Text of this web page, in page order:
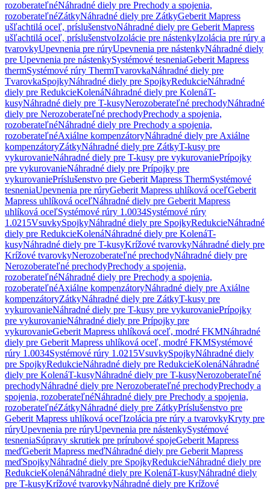
rozoberateľnéNáhradné diely pre Prechody a spojenia,
rozoberateľnéZátkyNáhradné diely pre ZátkyGeberit Mapress
ušľachtilá oceľ, príslušenstvoNáhradné diely pre Geberit Mapress
ušľachtilá oceľ, príslušenstvoIzolácie pre nástenkyIzolácia pre rúry a
tvarovkyUpevnenia pre rúryUpevnenia pre nástenkyNáhradné diely
pre Upevnenia pre nástenkySystémové tesneniaGeberit Mapress
thermSystémové rúry ThermTvarovkaNáhradné diely pre
TvarovkaSpojkyNáhradné diely pre SpojkyRedukcieNáhradné
diely pre RedukcieKolenáNáhradné diely pre KolenáT-
kusyNáhradné diely pre T-kusyNerozoberateľné prechodyNáhradné
diely pre Nerozoberateľné prechodyPrechody a spojenia,
rozoberateľnéNáhradné diely pre Prechody a spojenia,
rozoberateľnéAxiálne kompenzátoryNáhradné diely pre Axiálne
kompenzátoryZátkyNáhradné diely pre ZátkyT-kusy pre
vykurovanieNáhradné diely pre T-kusy pre vykurovaniePrípojky
pre vykurovanieNáhradné diely pre Prípojky pre
vykurovaniePríslušenstvo pre Geberit Mapress ThermSystémové
tesneniaUpevnenia pre rúryGeberit Mapress uhlíková oceľGeberit
Mapress uhlíková oceľNáhradné diely pre Geberit Mapress
uhlíková oceľSystémové rúry 1.0034Systémové rúry
1.0215VsuvkySpojkyNáhradné diely pre SpojkyRedukcieNáhradné
diely pre RedukcieKolenáNáhradné diely pre KolenáT-
kusyNáhradné diely pre T-kusyKrížové tvarovkyNáhradné diely pre
Krížové tvarovkyNerozoberateľné prechodyNáhradné diely pre
Nerozoberateľné prechodyPrechody a spojenia,
rozoberateľnéNáhradné diely pre Prechody a spojenia,
rozoberateľnéAxiálne kompenzátoryNáhradné diely pre Axiálne
kompenzátoryZátkyNáhradné diely pre ZátkyT-kusy pre
vykurovanieNáhradné diely pre T-kusy pre vykurovaniePrípojky
pre vykurovanieNáhradné diely pre Prípojky pre
vykurovanieGeberit Mapress uhlíková oceľ, modré FKMNáhradné
diely pre Geberit Mapress uhlíková oceľ, modré FKMSystémové
rúry 1.0034Systémové rúry 1.0215VsuvkySpojkyNáhradné diely
pre SpojkyRedukcieNáhradné diely pre RedukcieKolenáNáhradné
diely pre KolenáT-kusyNáhradné diely pre T-kusyNerozoberateľné
prechodyNáhradné diely pre Nerozoberateľné prechodyPrechody a
spojenia, rozoberateľnéNáhradné diely pre Prechody a spojenia,
rozoberateľnéZátkyNáhradné diely pre ZátkyPríslušenstvo pre
Geberit Mapress uhlíková oceľIzolácia pre rúry a tvarovkyKryty pre
rúryUpevnenia pre rúryUpevnenia pre nástenkySystémové
tesneniaSúpravy skrutiek pre prírubové spojeGeberit Mapress
meďGeberit Mapress meďNáhradné diely pre Geberit Mapress
meďSpojkyNáhradné diely pre SpojkyRedukcieNáhradné diely pre
RedukcieKolenáNáhradné diely pre KolenáT-kusyNáhradné diely
pre T-kusyKrížové tvarovkyNáhradné diely pre Krížové